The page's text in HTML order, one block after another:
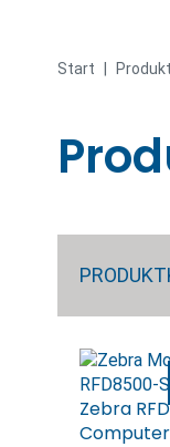
Start
Zebra
Computer